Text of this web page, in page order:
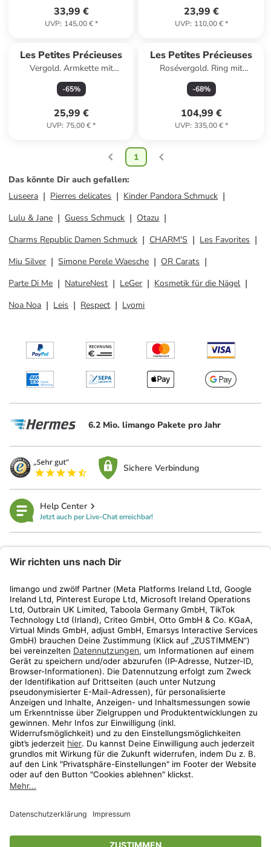
33,99 €
UVP: 145,00 €*
23,99 €
UVP: 110,00 €*
Les Petites Précieuses
Vergold. Armkette mit
Schmuckelement
-65%
25,99 €
UVP: 75,00 €*
Les Petites Précieuses
Rosévergold. Ring mit
Edelsteinen
-68%
104,99 €
UVP: 335,00 €*
1
Das könnte Dir auch gefallen:
Luseera
Pierres delicates
Kinder Pandora Schmuck
Lulu & Jane
Guess Schmuck
Otazu
Charms Republic Damen Schmuck
CHARM'S
Les Favorites
Miu Silver
Simone Perele Waesche
OR Carats
Parte Di Me
NatureNest LeGer
Kosmetik für die Nägel
Noa Noa
Leis Respect Lyomi
6.2 Mio. limango Pakete pro Jahr
Sichere Verbindung
Help Center
Jetzt auch per Live-Chat erreichbar!
Kundenservice
Shop
Aktionen
Travel